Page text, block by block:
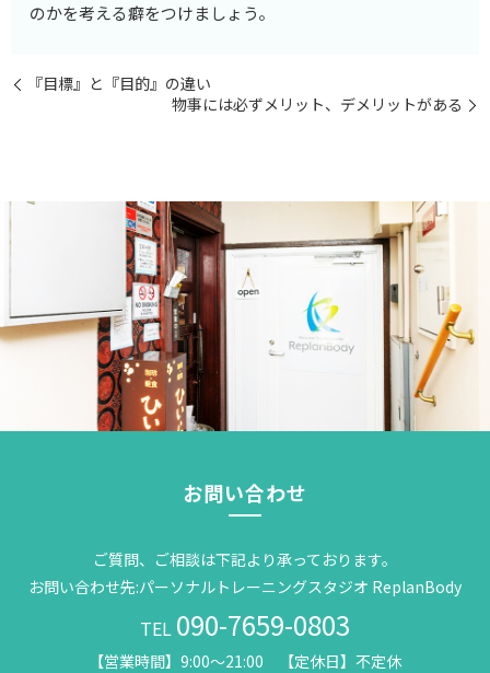
のかを考える癖をつけましょう。
『目標』と『目的』の違い
物事には必ずメリット、デメリットがある
お問い合わせ
ご質問、ご相談は下記より承っております。
お問い合わせ先:パーソナルトレーニングスタジオ ReplanBody
TEL 090-7659-0803
【営業時間】9:00～21:00 【定休日】不定休